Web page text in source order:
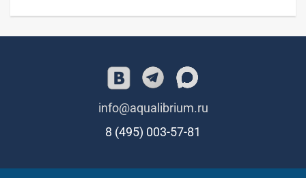
info@aqualibrium.ru
8 (495) 003-57-81